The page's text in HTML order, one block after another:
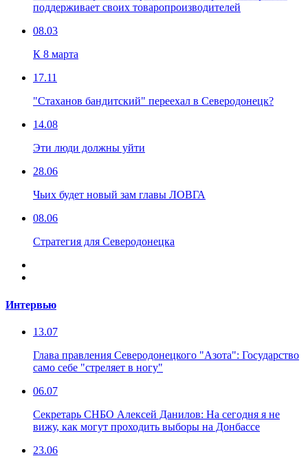
поддерживает своих товаропроизводителей
08.03
К 8 марта
17.11
"Стаханов бандитский" переехал в Северодонецк?
14.08
Эти люди должны уйти
28.06
Чьих будет новый зам главы ЛОВГА
08.06
Стратегия для Северодонецка
Интервью
13.07
Глава правления Северодонецкого "Азота": Государство
само себе "стреляет в ногу"
06.07
Секретарь СНБО Алексей Данилов: На сегодня я не
вижу, как могут проходить выборы на Донбассе
23.06